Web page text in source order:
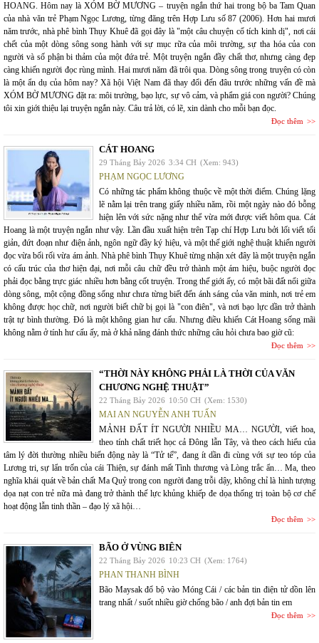
HOANG. Hôm nay là XÓM BỜ MƯƠNG – truyện ngắn thứ hai trong bộ ba Tam Quan
của nhà văn trẻ Phạm Ngọc Lương, từng đăng trên Hợp Lưu số 87 (2006). Hơn hai mươi
năm trước, nhà phê bình Thụy Khuê đã gọi đây là "một câu chuyện cổ tích kinh dị", nơi cái
chết của một dòng sông song hành với sự mục rữa của môi trường, sự tha hóa của con
người và số phận bi thảm của một đứa trẻ. Một truyện ngắn đầy chất thơ, nhưng càng đẹp
càng khiến người đọc rùng mình. Hai mươi năm đã trôi qua. Dòng sông trong truyện có còn
là một ẩn dụ của hôm nay? Xã hội Việt Nam đã thay đổi đến đâu trước những vấn đề mà
XÓM BỜ MƯƠNG đặt ra: môi trường, bạo lực, sự vô cảm, và phẩm giá con người? Chúng
tôi xin giới thiệu lại truyện ngắn này. Câu trả lời, có lẽ, xin dành cho mỗi bạn đọc.
Đọc thêm
CÁT HOANG
29 Tháng Bảy 2026 3:34 CH (Xem: 943)
PHẠM NGỌC LƯƠNG
Có những tác phẩm không thuộc về một thời điểm. Chúng lặng
lẽ nằm lại trên trang giấy nhiều năm, rồi một ngày nào đó bỗng
hiện lên với sức nặng như thể vừa mới được viết hôm qua. Cát
Hoang là một truyện ngắn như vậy. Lần đầu xuất hiện trên Tạp chí Hợp Lưu bởi lối viết tối
giản, đứt đoạn như điện ảnh, ngôn ngữ đầy ký hiệu, và một thế giới nghệ thuật khiến người
đọc vừa bối rối vừa ám ảnh. Nhà phê bình Thụy Khuê từng nhận xét đây là một truyện ngắn
có cấu trúc của thơ hiện đại, nơi mỗi câu chữ đều trở thành một ám hiệu, buộc người đọc
phải đọc bằng trực giác nhiều hơn bằng cốt truyện. Trong thế giới ấy, có một bãi đất nổi giữa
dòng sông, một cộng đồng sống như chưa từng biết đến ánh sáng của văn minh, nơi trẻ em
không được học chữ, nơi người biết chữ bị gọi là "con điên", và nơi bạo lực dần trở thành
trật tự bình thường. Đó là một không gian hư cấu. Nhưng điều khiến Cát Hoang sống mãi
không nằm ở tính hư cấu ấy, mà ở khả năng đánh thức những câu hỏi chưa bao giờ cũ:
Đọc thêm
“THỜI NÀY KHÔNG PHẢI LÀ THỜI CỦA VĂN
CHƯƠNG NGHỆ THUẬT”
22 Tháng Bảy 2026 10:50 CH (Xem: 1530)
MAI AN NGUYỄN ANH TUẤN
MẢNH ĐẤT ÍT NGƯỜI NHIỀU MA… NGƯỜI, viết hoa,
theo tính chất triết học cả Đông lẫn Tây, và theo cách hiểu của
tâm lý đời thường nhiều biến động này là “Tử tế”, đang ít dần đi cùng với sự teo tóp của
Lương tri, sự lẩn trốn của cái Thiện, sự đánh mất Tình thương và Lòng trắc ẩn… Ma, theo
nghĩa khái quát về bản chất Ma Quỷ trong con người đang trỗi dậy, không chỉ là hình tượng
dọa nạt con trẻ nữa mà đang trở thành thế lực khủng khiếp đe dọa thống trị toàn bộ cơ chế
hoạt động lẫn tinh thần – đạo lý xã hội…
Đọc thêm
BÃO Ở VÙNG BIÊN
22 Tháng Bảy 2026 10:23 CH (Xem: 1764)
PHAN THANH BÌNH
Bão Maysak đổ bộ vào Móng Cái / các bản tin điện tử dồn lên
trang nhất / suốt nhiều giờ chống bão / anh đợi bản tin em
Đọc thêm